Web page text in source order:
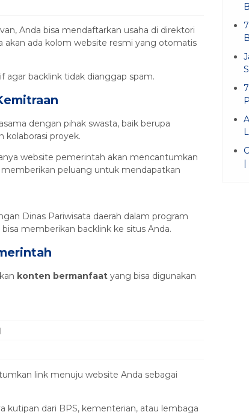
Anda bisa mendaftarkan usaha di direktori
akan ada kolom website resmi yang otomatis
agar backlink tidak dianggap spam.
dengan pihak swasta, baik berupa
kolaborasi proyek.
website pemerintah akan mencantumkan
peluang untuk mendapatkan
Dinas Pariwisata daerah dalam program
memberikan backlink ke situs Anda.
konten bermanfaat yang bisa digunakan
link menuju website Anda sebagai
kutipan dari BPS, kementerian, atau lembaga
|